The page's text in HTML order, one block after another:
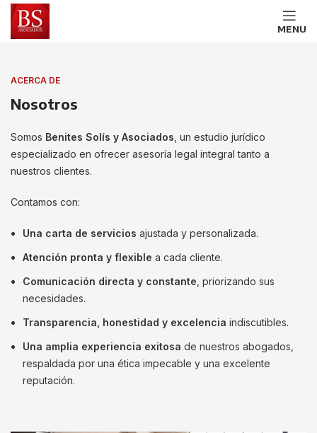
MENU
ACERCA DE
Nosotros
Somos Benites Solís y Asociados , un estudio jurídico
especializado en ofrecer asesoría legal integral tanto a
nuestros clientes.
Contamos con:
Una carta de servicios ajustada y personalizada.
Atención pronta y flexible a cada cliente.
Comunicación directa y constante , priorizando sus
necesidades.
Transparencia, honestidad y excelencia indiscutibles.
Una amplia experiencia exitosa de nuestros abogados,
respaldada por una ética impecable y una excelente
reputación.